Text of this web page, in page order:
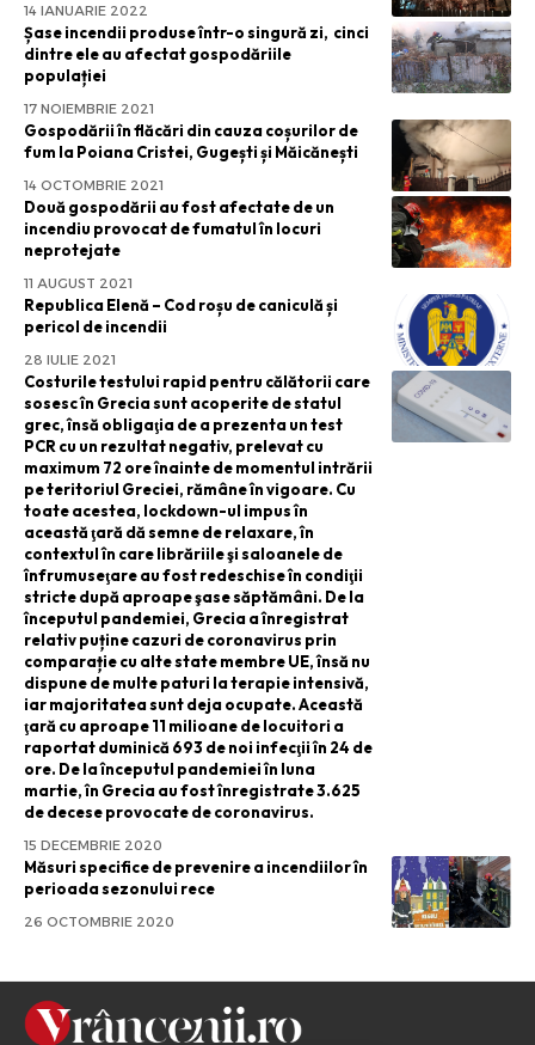
14 IANUARIE 2022
Șase incendii produse într-o singură zi, cinci
dintre ele au afectat gospodăriile
populației
17 NOIEMBRIE 2021
Gospodării în flăcări din cauza coșurilor de
fum la Poiana Cristei, Gugești și Măicănești
14 OCTOMBRIE 2021
Două gospodării au fost afectate de un
incendiu provocat de fumatul în locuri
neprotejate
11 AUGUST 2021
Republica Elenă – Cod roșu de caniculă și
pericol de incendii
28 IULIE 2021
Costurile testului rapid pentru călătorii care
sosesc în Grecia sunt acoperite de statul
grec, însă obligaţia de a prezenta un test
PCR cu un rezultat negativ, prelevat cu
maximum 72 ore înainte de momentul intrării
pe teritoriul Greciei, rămâne în vigoare. Cu
toate acestea, lockdown-ul impus în
această ţară dă semne de relaxare, în
contextul în care librăriile şi saloanele de
înfrumuseţare au fost redeschise în condiţii
stricte după aproape şase săptămâni. De la
începutul pandemiei, Grecia a înregistrat
relativ puține cazuri de coronavirus prin
comparație cu alte state membre UE, însă nu
dispune de multe paturi la terapie intensivă,
iar majoritatea sunt deja ocupate. Această
ţară cu aproape 11 milioane de locuitori a
raportat duminică 693 de noi infecţii în 24 de
ore. De la începutul pandemiei în luna
martie, în Grecia au fost înregistrate 3.625
de decese provocate de coronavirus.
15 DECEMBRIE 2020
Măsuri specifice de prevenire a incendiilor în
perioada sezonului rece
26 OCTOMBRIE 2020